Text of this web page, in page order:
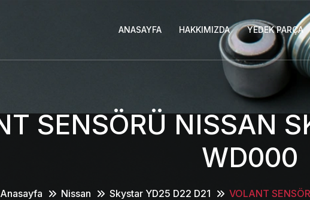
ANASAYFA HAKKIMIZDA YEDEK PARÇA
SENSÖRÜ NISSAN
WD000
Anasayfa Nissan Skystar YD25 D22 D21 VOLANT